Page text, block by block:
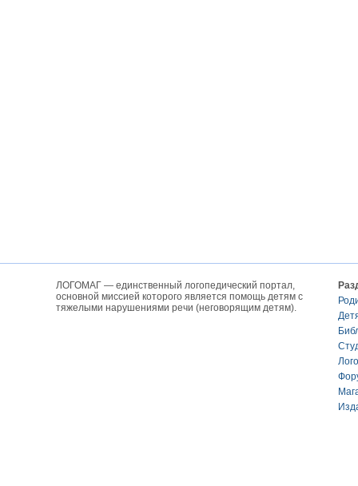
ЛОГОМАГ — единственный логопедический портал,
основной миссией которого является помощь детям с
тяжелыми нарушениями речи (неговорящим детям).